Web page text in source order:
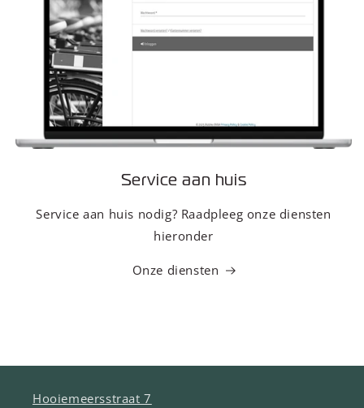
Service aan huis
Service aan huis nodig? Raadpleeg onze diensten
hieronder
Onze diensten
Hooiemeersstraat 7